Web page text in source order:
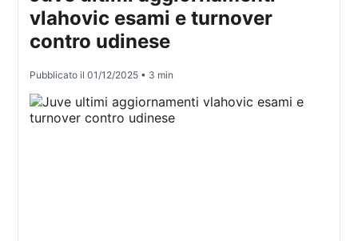
vlahovic esami e turnover
contro udinese
Pubblicato il01/12/2025 • 3 min